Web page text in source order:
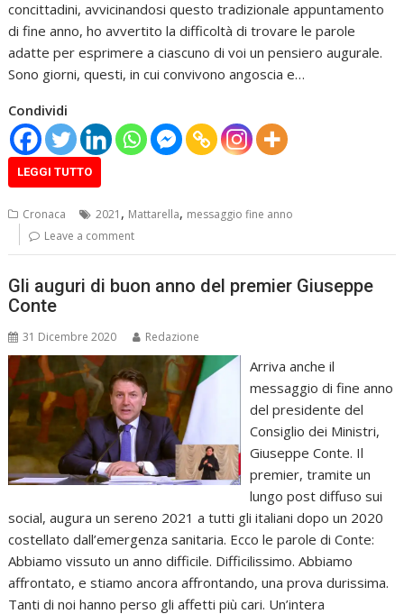
concittadini, avvicinandosi questo tradizionale appuntamento
di fine anno, ho avvertito la difficoltà di trovare le parole
adatte per esprimere a ciascuno di voi un pensiero augurale.
Sono giorni, questi, in cui convivono angoscia e…
Condividi
LEGGI TUTTO
Cronaca 2021 , Mattarella, messaggio fine anno
Leave a comment
Gli auguri di buon anno del premier Giuseppe
Conte
31 Dicembre 2020 Redazione
Arriva anche il
messaggio di fine anno
del presidente del
Consiglio dei Ministri,
Giuseppe Conte. Il
premier, tramite un
lungo post diffuso sui
social, augura un sereno 2021 a tutti gli italiani dopo un 2020
costellato dall’emergenza sanitaria. Ecco le parole di Conte:
Abbiamo vissuto un anno difficile. Difficilissimo. Abbiamo
affrontato, e stiamo ancora affrontando, una prova durissima.
Tanti di noi hanno perso gli affetti più cari. Un’intera